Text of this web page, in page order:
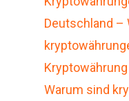
Deutschland –
Warum sind